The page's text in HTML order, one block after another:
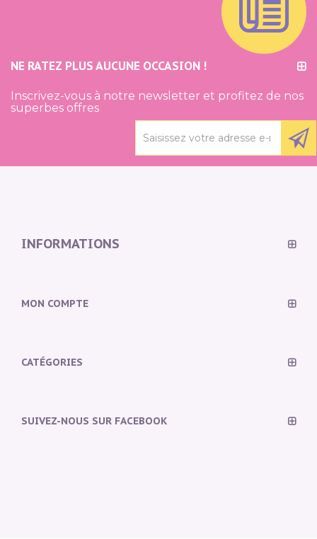
NE RATEZ PLUS AUCUNE OCCASION !
Inscrivez-vous à notre newsletter et profitez de nos
superbes offres
INFORMATIONS
MON COMPTE
CATÉGORIES
SUIVEZ-NOUS SUR FACEBOOK